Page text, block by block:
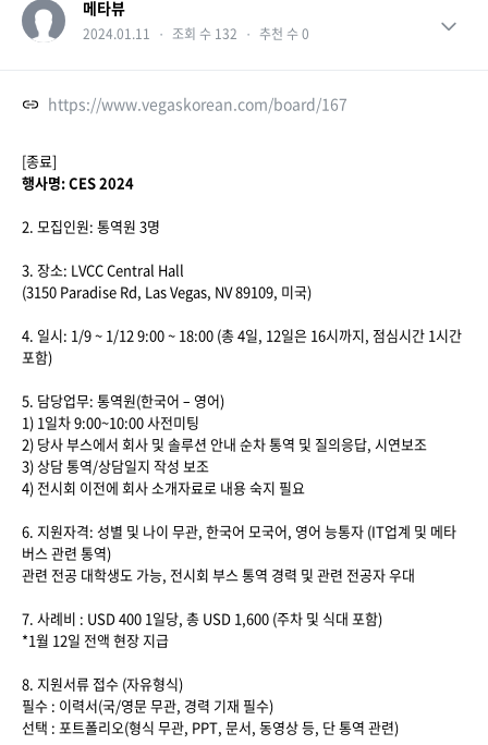
메타뷰
2024.01.11 ・ 조회 수 132 ・ 추천 수 0
https://www.vegaskorean.com/board/167
[종료]
행사명: CES 2024
2. 모집인원: 통역원 3명
3. 장소: LVCC Central Hall
(3150 Paradise Rd, Las Vegas, NV 89109, 미국)
4. 일시: 1/9 ~ 1/12 9:00 ~ 18:00 (총 4일, 12일은 16시까지, 점심시간 1시간
포함)
5. 담당업무: 통역원(한국어 – 영어)
1) 1일차 9:00~10:00 사전미팅
2) 당사 부스에서 회사 및 솔루션 안내 순차 통역 및 질의응답, 시연보조
3) 상담 통역/상담일지 작성 보조
4) 전시회 이전에 회사 소개자료로 내용 숙지 필요
6. 지원자격: 성별 및 나이 무관, 한국어 모국어, 영어 능통자 (IT업계 및 메타
버스 관련 통역)
관련 전공 대학생도 가능, 전시회 부스 통역 경력 및 관련 전공자 우대
7. 사례비 : USD 400 1일당, 총 USD 1,600 (주차 및 식대 포함)
*1월 12일 전액 현장 지급
8. 지원서류 접수 (자유형식)
필수 : 이력서(국/영문 무관, 경력 기재 필수)
선택 : 포트폴리오(형식 무관, PPT, 문서, 동영상 등, 단 통역 관련)